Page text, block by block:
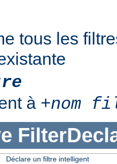
tous les
à +nom
Déclare un filtre intelligent